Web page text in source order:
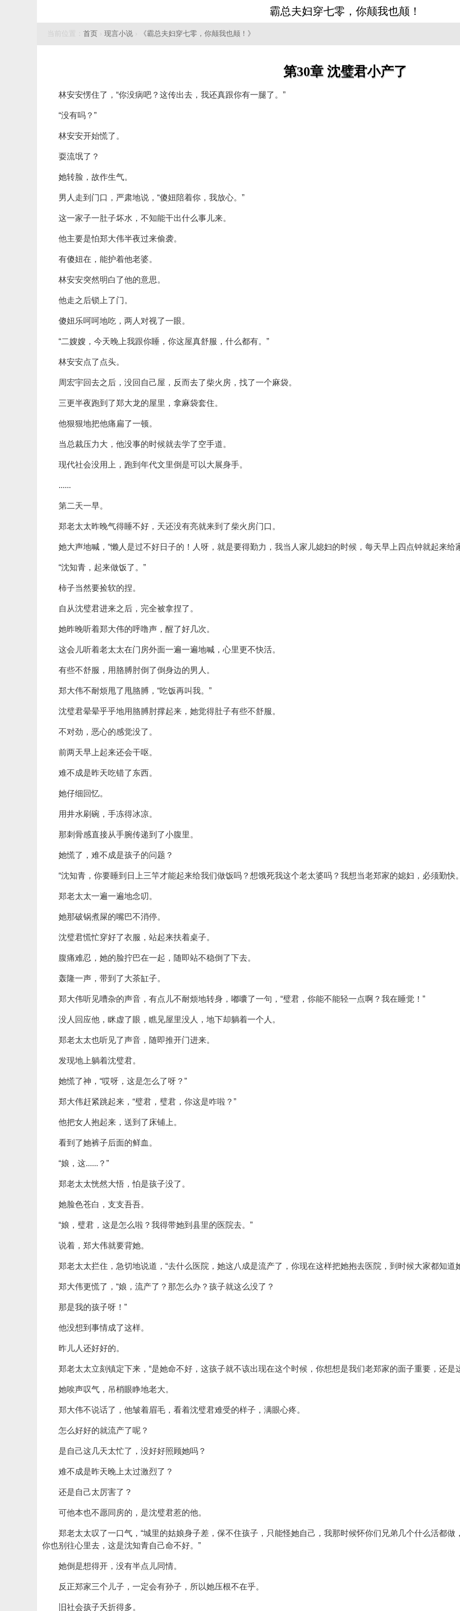
霸总夫妇穿七零，你颠我也颠！
当前位置： 首页 › 现言小说 › 《霸总夫妇穿七零，你颠我也颠！》
第30章 沈璧君小产了
林安安愣住了，“你没病吧？这传出去，我还真跟你有一腿了。”
“没有吗？”
林安安开始慌了。
耍流氓了？
她转脸，故作生气。
男人走到门口，严肃地说，“傻妞陪着你，我放心。”
这一家子一肚子坏水，不知能干出什么事儿来。
他主要是怕郑大伟半夜过来偷袭。
有傻妞在，能护着他老婆。
林安安突然明白了他的意思。
他走之后锁上了门。
傻妞乐呵呵地吃，两人对视了一眼。
“二嫂嫂，今天晚上我跟你睡，你这屋真舒服，什么都有。”
林安安点了点头。
周宏宇回去之后，没回自己屋，反而去了柴火房，找了一个麻袋。
三更半夜跑到了郑大龙的屋里，拿麻袋套住。
他狠狠地把他痛扁了一顿。
当总裁压力大，他没事的时候就去学了空手道。
现代社会没用上，跑到年代文里倒是可以大展身手。
......
第二天一早。
郑老太太昨晚气得睡不好，天还没有亮就来到了柴火房门口。
她大声地喊，“懒人是过不好日子的！人呀，就是要得勤力，我当人家儿媳妇的时候，每天早上四点钟就起来给
“沈知青，起来做饭了。”
柿子当然要捡软的捏。
自从沈璧君进来之后，完全被拿捏了。
她昨晚听着郑大伟的呼噜声，醒了好几次。
这会儿听着老太太在门房外面一遍一遍地喊，心里更不快活。
有些不舒服，用胳膊肘倒了倒身边的男人。
郑大伟不耐烦甩了甩胳膊，“吃饭再叫我。”
沈璧君晕晕乎乎地用胳膊肘撑起来，她觉得肚子有些不舒服。
不对劲，恶心的感觉没了。
前两天早上起来还会干呕。
难不成是昨天吃错了东西。
她仔细回忆。
用井水刷碗，手冻得冰凉。
那刺骨感直接从手腕传递到了小腹里。
她慌了，难不成是孩子的问题？
“沈知青，你要睡到日上三竿才能起来给我们做饭吗？想饿死我这个老太婆吗？我想当老郑家的媳妇，必须勤快
郑老太太一遍一遍地念叨。
她那破锅煮屎的嘴巴不消停。
沈璧君慌忙穿好了衣服，站起来扶着桌子。
腹痛难忍，她的脸拧巴在一起，随即站不稳倒了下去。
轰隆一声，带到了大茶缸子。
郑大伟听见嘈杂的声音，有点儿不耐烦地转身，嘟囔了一句，“璧君，你能不能轻一点啊？我在睡觉！”
没人回应他，眯虚了眼，瞧见屋里没人，地下却躺着一个人。
郑老太太也听见了声音，随即推开门进来。
发现地上躺着沈璧君。
她慌了神，“哎呀，这是怎么了呀？”
郑大伟赶紧跳起来，“璧君，璧君，你这是咋啦？”
他把女人抱起来，送到了床铺上。
看到了她裤子后面的鲜血。
“娘，这......？”
郑老太太恍然大悟，怕是孩子没了。
她脸色苍白，支支吾吾。
“娘，璧君，这是怎么啦？我得带她到县里的医院去。”
说着，郑大伟就要背她。
郑老太太拦住，急切地说道，“去什么医院，她这八成是流产了，你现在这样把她抱去医院，到时候大家都知道
郑大伟更慌了，“娘，流产了？那怎么办？孩子就这么没了？
那是我的孩子呀！”
他没想到事情成了这样。
昨儿人还好好的。
郑老太太立刻镇定下来，“是她命不好，这孩子就不该出现在这个时候，你想想是我们老郑家的面子重要，还是
她唉声叹气，吊梢眼睁地老大。
郑大伟不说话了，他皱着眉毛，看着沈璧君难受的样子，满眼心疼。
怎么好好的就流产了呢？
是自己这几天太忙了，没好好照顾她吗？
难不成是昨天晚上太过激烈了？
还是自己太厉害了？
可他本也不愿同房的，是沈璧君惹的他。
郑老太太叹了一口气，“城里的姑娘身子差，保不住孩子，只能怪她自己，我那时候怀你们兄弟几个什么活都
你也别往心里去，这是沈知青自己命不好。”
她倒是想得开，没有半点儿同情。
反正郑家三个儿子，一定会有孙子，所以她压根不在乎。
旧社会孩子夭折得多。